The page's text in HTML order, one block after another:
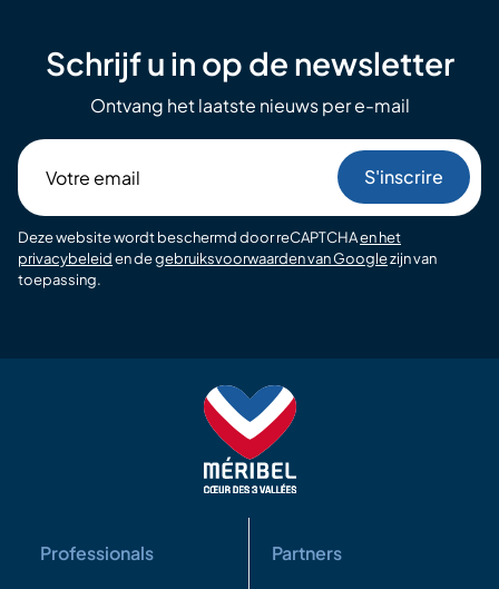
Schrijf u in op de newsletter
Ontvang het laatste nieuws per e-mail
email
Deze website wordt beschermd door reCAPTCHAen het
privacybeleiden degebruiksvoorwaarden van Googlezijn van
toepassing.
Professionals Partners